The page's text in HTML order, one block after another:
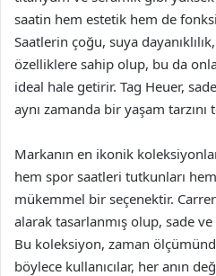
saatin hem estetik hem de
Saatlerin çoğu, suya
özelliklere sahip olup, bu da
ideal hale getirir. Tag Heuer,
aynı zamanda bir yaşam tarzını
Markanın en ikonik
hem spor saatleri tutkunları
mükemmel bir seçenektir.
alarak tasarlanmış olup, sade
Bu koleksiyon, zaman
böylece kullanıcılar, her anın